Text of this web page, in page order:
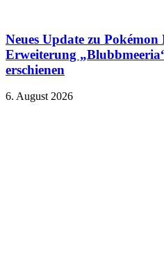
Neues Update zu
Erweiterung
erschienen
6. August 2026